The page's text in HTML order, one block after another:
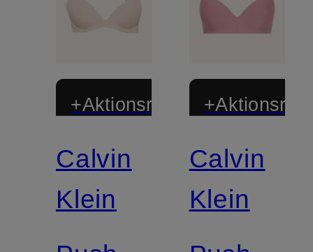
+Aktionsrabatt
Calvin
Klein
Mix &
Match
Calvin
Klein